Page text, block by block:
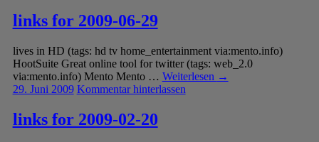
links for 2009-06-29
lives in HD (tags: hd tv home_entertainment via:mento.info)
HootSuite Great online tool for twitter (tags: web_2.0
via:mento.info) Mento Mento … Weiterlesen →
29. Juni 2009 Kommentar hinterlassen
links for 2009-02-20